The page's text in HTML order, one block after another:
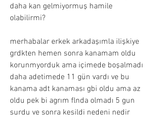
daha kan gelmiyormuş hamile
olabilirmi?
merhabalar erkek arkadaşımla ilişkiye
grdkten hemen sonra kanamam oldu
korunmyorduk ama içimede boşalmadı
daha adetimede 11 gün vardı ve bu
kanama adt kanaması gbi oldu ama az
oldu pek bi agrım flnda olmadı 5 gun
surdu ve sonra kesildi nedeni nedir